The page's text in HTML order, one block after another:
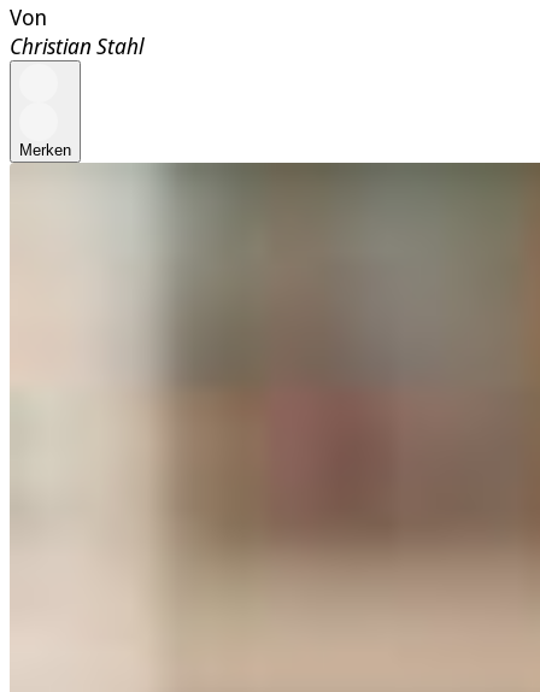
Von
Christian Stahl
Merken